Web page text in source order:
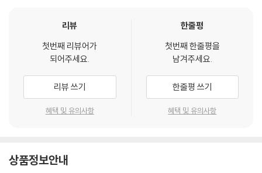
리뷰
첫번째 리뷰어가
되어주세요.
리뷰 쓰기
혜택 및 유의사항
한줄평
첫번째 한줄평을
남겨주세요.
한줄평 쓰기
혜택 및 유의사항
상품정보안내